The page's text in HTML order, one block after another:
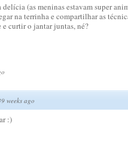
(as meninas estavam super
na terrinha e compartilhar as
curtir o jantar juntas, né?
weeks ago
:)